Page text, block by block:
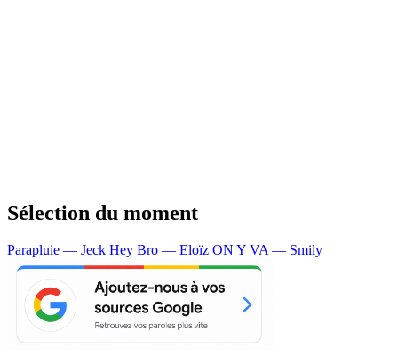
Sélection du moment
Parapluie — Jeck Hey Bro — Eloïz ON Y VA — Smily